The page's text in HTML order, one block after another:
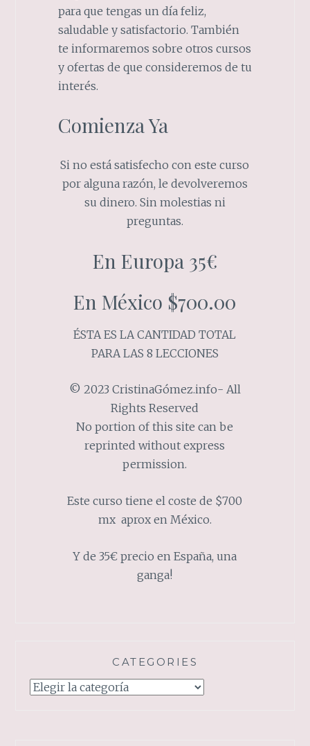
para que tengas un día feliz,
saludable y satisfactorio. También
te informaremos sobre otros cursos
y ofertas de que consideremos de tu
interés.
Comienza Ya
Si no está satisfecho con este curso
por alguna razón, le devolveremos
su dinero. Sin molestias ni
preguntas.
En Europa 35€
En México $700.00
ÉSTA ES LA CANTIDAD TOTAL
PARA LAS 8 LECCIONES
© 2023 CristinaGómez.info- All
Rights Reserved
No portion of this site can be
reprinted without express
permission.
Este curso tiene el coste de $700
mx aprox en México.
Y de 35€ precio en España, una
ganga!
CATEGORIES
Categories